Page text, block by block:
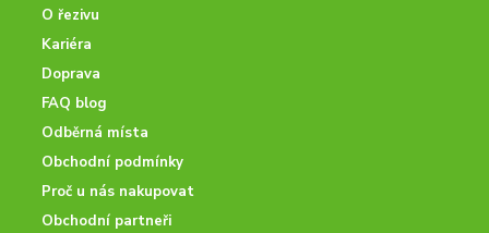
O řezivu
Kariéra
Doprava
FAQ blog
Odběrná místa
Obchodní podmínky
Proč u nás nakupovat
Obchodní partneři